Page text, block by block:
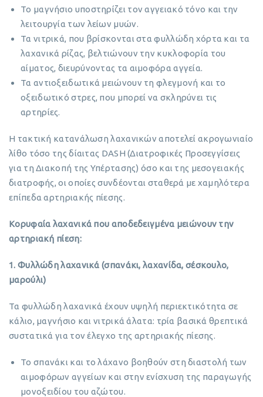
Το μαγνήσιο υποστηρίζει τον αγγειακό τόνο και την
λειτουργία των λείων μυών.
Τα νιτρικά, που βρίσκονται στα φυλλώδη χόρτα και τα
λαχανικά ρίζας, βελτιώνουν την κυκλοφορία του
αίματος, διευρύνοντας τα αιμοφόρα αγγεία.
Τα αντιοξειδωτικά μειώνουν τη φλεγμονή και το
οξειδωτικό στρες, που μπορεί να σκληρύνει τις
αρτηρίες.
Η τακτική κατανάλωση λαχανικών αποτελεί ακρογωνιαίο
λίθο τόσο της δίαιτας DASH (Διατροφικές Προσεγγίσεις
για τη Διακοπή της Υπέρτασης) όσο και της μεσογειακής
διατροφής, οι οποίες συνδέονται σταθερά με χαμηλότερα
επίπεδα αρτηριακής πίεσης.
Κορυφαία λαχανικά που αποδεδειγμένα μειώνουν την
αρτηριακή πίεση:
1. Φυλλώδη λαχανικά (σπανάκι, λαχανίδα, σέσκουλο,
μαρούλι)
Τα φυλλώδη λαχανικά έχουν υψηλή περιεκτικότητα σε
κάλιο, μαγνήσιο και νιτρικά άλατα: τρία βασικά θρεπτικά
συστατικά για τον έλεγχο της αρτηριακής πίεσης.
Το σπανάκι και το λάχανο βοηθούν στη διαστολή των
αιμοφόρων αγγείων και στην ενίσχυση της παραγωγής
μονοξειδίου του αζώτου.